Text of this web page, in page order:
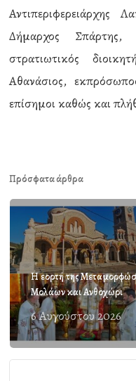
Αντιπεριφερειάρχης
Δήμαρχος
στρατιωτικός
Αθανάσιος,
επίσημοι καθώς και
Πρόσφατα άρθρα
Η εορτή της
Μολάων και Ανθοχώρι
6 Αυγούστου 2026